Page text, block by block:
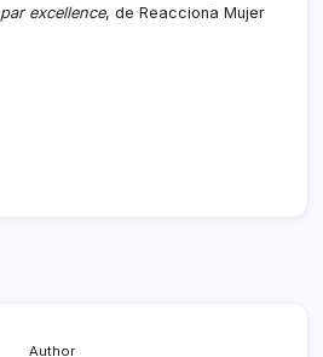
par excellence, de Reacciona Mujer
Author